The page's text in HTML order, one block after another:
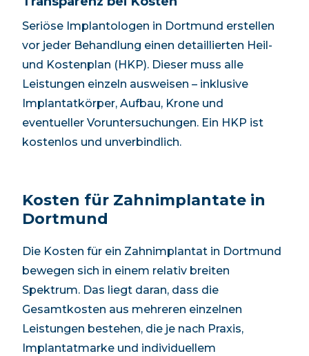
Seriöse Implantologen in Dortmund erstellen
vor jeder Behandlung einen detaillierten Heil-
und Kostenplan (HKP). Dieser muss alle
Leistungen einzeln ausweisen – inklusive
Implantatkörper, Aufbau, Krone und
eventueller Voruntersuchungen. Ein HKP ist
kostenlos und unverbindlich.
Kosten für Zahnimplantate in
Dortmund
Die Kosten für ein Zahnimplantat in Dortmund
bewegen sich in einem relativ breiten
Spektrum. Das liegt daran, dass die
Gesamtkosten aus mehreren einzelnen
Leistungen bestehen, die je nach Praxis,
Implantatmarke und individuellem